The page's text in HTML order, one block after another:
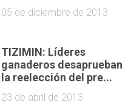
05 de diciembre de 2013
TIZIMIN: Líderes
ganaderos desaprueban
la reelección del pre...
23 de abril de 2013